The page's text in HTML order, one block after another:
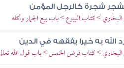
شجرة كالرجل المؤمن
> كتاب البيوع > باب بيع الجمار وأكله
الله به خيرا يفقهه في الدين
> كتاب فرض الخمس > باب قول الله